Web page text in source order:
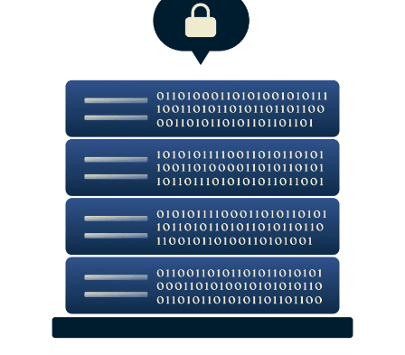
Uzyskaj te funkcje i więcej, w 100% bez ryzyka
Podstawowe funkcje prywatności i
bezpieczeństwa ExpressVPN
Funkcje ExpressVPN dla wysokowydajnych
połączeń
Funkcje ochrony i filtrowania na poziomie sieci
Zabezpiecz swoje hasła za pomocą ExpressKeys
Zachowaj poufność swoich czatów AI dzięki